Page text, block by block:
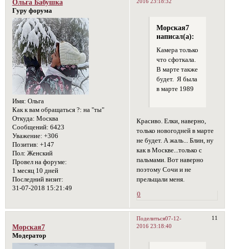
Ольга Бабушка
Гуру форума
Имя: Ольга
Как к вам обращаться ?: на "ты"
Откуда: Москва
Сообщений: 6423
Уважение: +306
Позитив: +147
Пол: Женский
Провел на форуме:
1 месяц 10 дней
Последний визит:
31-07-2018 15:21:49
Морская7
написал(а):
Камера только
что сфоткала.
В марте также
будет. Я была
в марте 1989
Красиво. Елки, наверно,
только новогодней в марте
не будет. А жаль... Блин, ну
как в Москве...только с
пальмами. Вот наверно
поэтому Сочи и не
прельщали меня.
0
Поделиться 11
07-12-
2016 23:18:40
Морская7
Модератор